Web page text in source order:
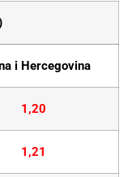
i Hercegovina
1,20
1,21